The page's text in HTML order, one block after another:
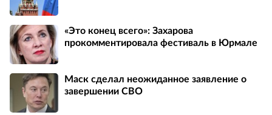
«Это конец всего»: Захарова
прокомментировала фестиваль в Юрмале
Маск сделал неожиданное заявление о
завершении СВО